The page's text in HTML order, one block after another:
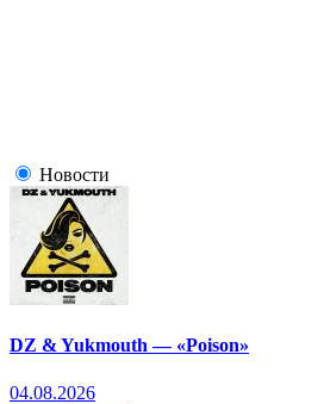
Новости
DZ & Yukmouth — «Poison»
04.08.2026